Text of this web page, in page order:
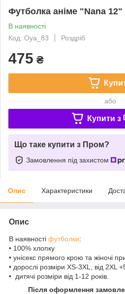
Футболка аніме "Nana 12"
В наявності
Код: Oya_83
Роздріб
475 ₴
або
Купити з
Що таке купити з Пром?
Замовлення під захистом
Опис Характеристики
Опис
В наявності футболки:
• 100% хлопку
• унісекс прямого крою та жіночі
• дорослі розміри XS-3XL, від 2XL
• дитячі розміри від 1-12 років.
Після оформлення